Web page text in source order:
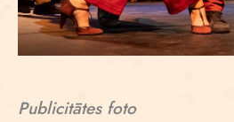
Publicitātes foto